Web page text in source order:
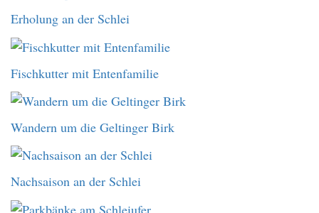
Erholung an der Schlei
Fischkutter mit Entenfamilie
Wandern um die Geltinger Birk
Nachsaison an der Schlei